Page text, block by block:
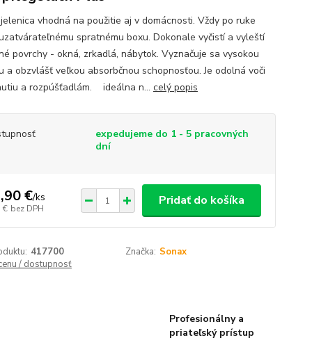
vhodná na použitie aj v domácnosti. Vždy po ruke
spratnému boxu. Dokonale vyčistí a vyleští
povrchy - okná, zrkadlá, nábytok. Vyznačuje sa vysokou
a obzvlášť veľkou absorbčnou schopnosťou. Je odolná voči
a rozpúšťadlám. ideálna n... celý popis
expedujeme do 1 - 5 pracovných
dní
€/ks
€ bez DPH
Pridať do košíka
417700 Značka: Sonax
/ dostupnosť
Profesionálny a
priateľský prístup